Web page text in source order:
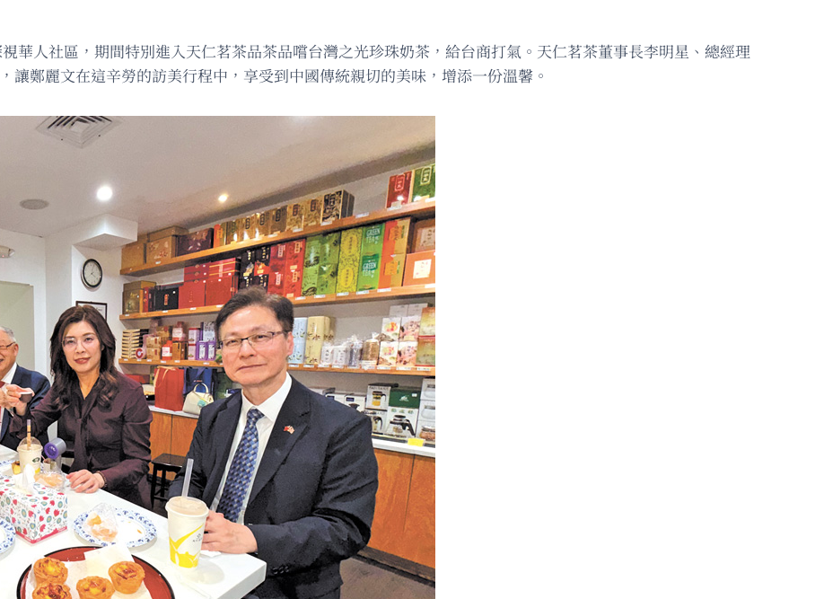
華人社區，期間特別進入天仁茗茶品茶品嚐台灣之光珍珠奶茶，給台商打氣。天仁茗茶董事長李明星、總經理
讓鄭麗文在這辛勞的訪美行程中，享受到中國傳統親切的美味，增添一份溫馨。